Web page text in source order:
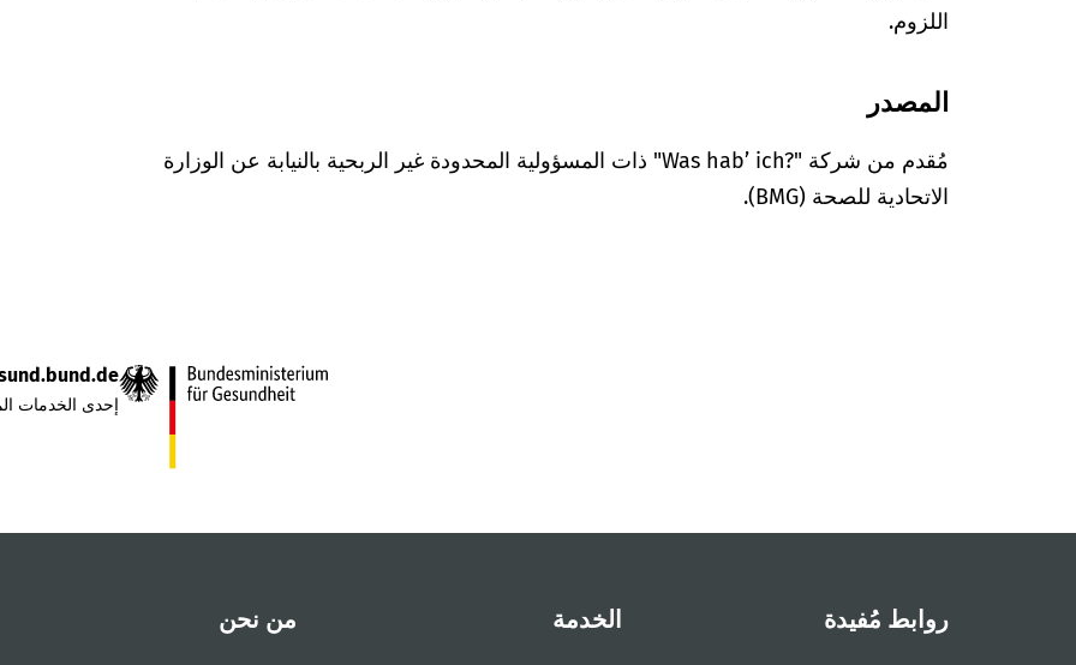
اللزوم.
المصدر
مُقدم من شركة "Was hab’ ich?‎" ذات المسؤولية المحدودة غير الربحية بالنيابة عن الوزارة
الاتحادية للصحة (BMG).
إحدى الخدمات
روابط مُفيدة الخدمة من نحن